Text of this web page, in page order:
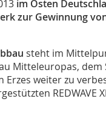
im Osten
zur Gewinnung
steht im
Mitteleuropas, dem
Erzes weiter zu
REDWAVE